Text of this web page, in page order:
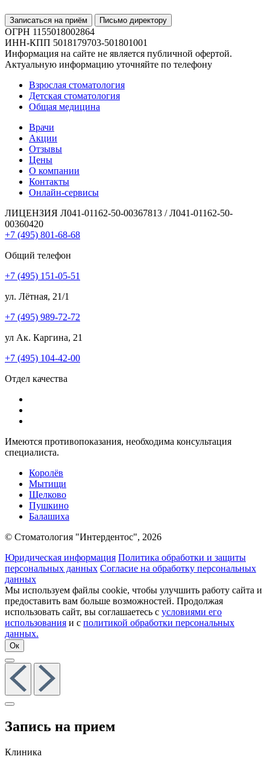
Записаться на приём Письмо директору
ОГРН 1155018002864
ИНН-КПП 5018179703-501801001
Информация на сайте не является публичной офертой.
Актуальную информацию уточняйте по телефону
Взрослая стоматология
Детская стоматология
Общая медицина
Врачи
Акции
Отзывы
Цены
О компании
Контакты
Онлайн-сервисы
ЛИЦЕНЗИЯ Л041-01162-50-00367813 / Л041-01162-50-
00360420
+7 (495) 801-68-68
Общий телефон
+7 (495) 151-05-51
ул. Лётная, 21/1
+7 (495) 989-72-72
ул Ак. Каргина, 21
+7 (495) 104-42-00
Отдел качества
Имеются противопоказания, необходима консультация
специалиста.
Королёв
Мытищи
Щелково
Пушкино
Балашиха
© Стоматология "Интердентос", 2026
Юридическая информация Политика обработки и защиты
персональных данных Согласие на обработку персональных
данных
Мы используем файлы cookie, чтобы улучшить работу сайта и
предоставить вам больше возможностей. Продолжая
использовать сайт, вы соглашаетесь с условиями его
использования и с политикой обработки персональных
данных.
Ок
Запись на прием
Клиника